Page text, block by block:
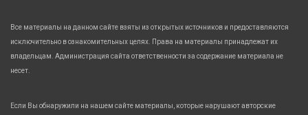
Все материалы на данном сайте взяты из открытых источников и предоставляются
исключительно в ознакомительных целях. Права на материалы принадлежат их
владельцам. Администрация сайта ответственности за содержание материала не
несет.
Если Вы обнаружили на нашем сайте материалы, которые нарушают авторские